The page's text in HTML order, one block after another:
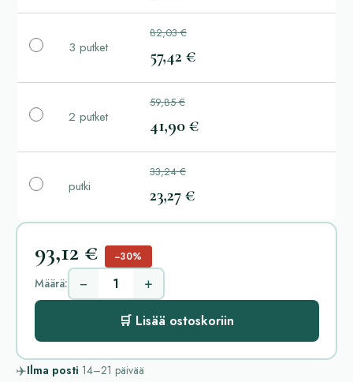
3 putket
82,03 €
57,42 €
2 putket
59,85 €
41,90 €
putki
33,24 €
23,27 €
93,12 € −30%
Määrä: − +
🛒 Lisää ostoskoriin
✈️Ilma posti 14–21 päivää